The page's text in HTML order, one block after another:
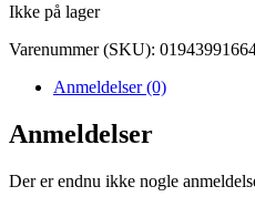
Ikke på lager
Varenummer (SKU):
Anmeldelser (0)
Anmeldelser
Der er endnu ikke nogle